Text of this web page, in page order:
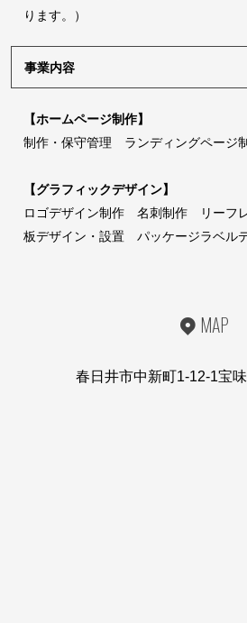
ります。）
事業内容
【ホームページ制作】
制作・保守管理 ランディングページ
【グラフィックデザイン】
ロゴデザイン制作 名刺制作 リーフ
板デザイン・設置 パッケージラベル
MAP
春日井市中新町1-12-1宝